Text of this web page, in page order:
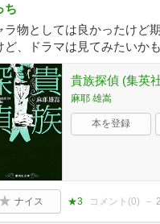
ち
ラ物としては良かったけど
ど、ドラマは見てみたいかも
貴族探偵 (集英
麻耶 雄嵩
本を登録
ナイス ★3 コメント(0)